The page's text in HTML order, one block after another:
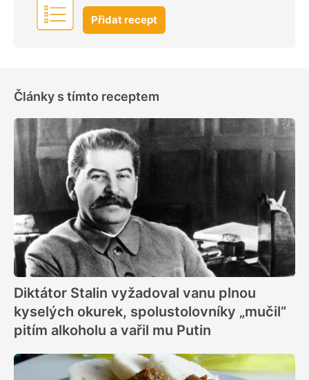
Přidat recept
Články s tímto receptem
Diktátor Stalin vyžadoval vanu plnou
kyselých okurek, spolustolovníky „mučil“
pitím alkoholu a vařil mu Putin